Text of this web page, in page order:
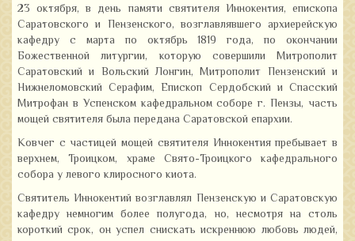
23 октября, в день памяти святителя Иннокентия, епископа
Саратовского и Пензенского, возглавлявшего архиерейскую
кафедру с марта по октябрь 1819 года, по окончании
Божественной литургии, которую совершили Митрополит
Саратовский и Вольский Лонгин, Митрополит Пензенский и
Нижнеломовский Серафим, Епископ Сердобский и Спасский
Митрофан в Успенском кафедральном соборе г. Пензы, часть
мощей святителя была передана Саратовской епархии.
Ковчег с частицей мощей святителя Иннокентия пребывает в
верхнем, Троицком, храме Свято-Троицкого кафедрального
собора у левого клиросного киота.
Святитель Иннокентий возглавлял Пензенскую и Саратовскую
кафедру немногим более полугода, но, несмотря на столь
короткий срок, он успел снискать искреннюю любовь людей,